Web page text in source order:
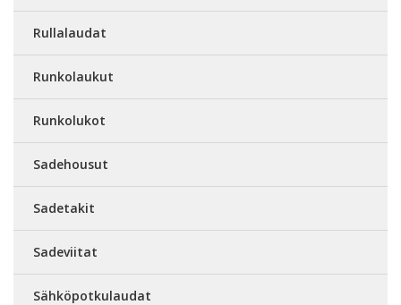
Rullalaudat
Runkolaukut
Runkolukot
Sadehousut
Sadetakit
Sadeviitat
Sähköpotkulaudat